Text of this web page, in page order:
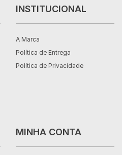
INSTITUCIONAL
A Marca
Política de Entrega
Política de Privacidade
MINHA CONTA